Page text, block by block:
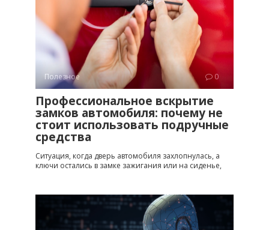
Полезное 0
Профессиональное вскрытие
замков автомобиля: почему не
стоит использовать подручные
средства
Ситуация, когда дверь автомобиля захлопнулась, а
ключи остались в замке зажигания или на сиденье,